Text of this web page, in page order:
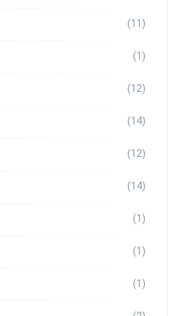
(11)
(1)
(12)
(14)
(12)
(14)
(1)
(1)
(1)